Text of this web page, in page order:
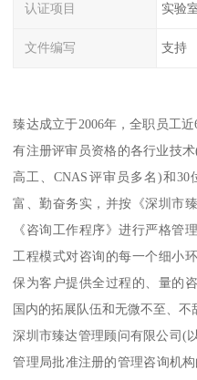
认证项目 实验
文件编写 支持
臻达成立于2006年，全职员工
有注册评审员资格的各行业技
高工、CNAS评审员多名)和
富、勤奋务实，并按《深圳市
《咨询工作程序》进行严格管
工程模式对咨询的每一个细小
保为客户提供全过程的、量的
国内的拓展队伍和无微不至、不
深圳市臻达管理顾问有限公司(
管理局批准注册的管理咨询机构